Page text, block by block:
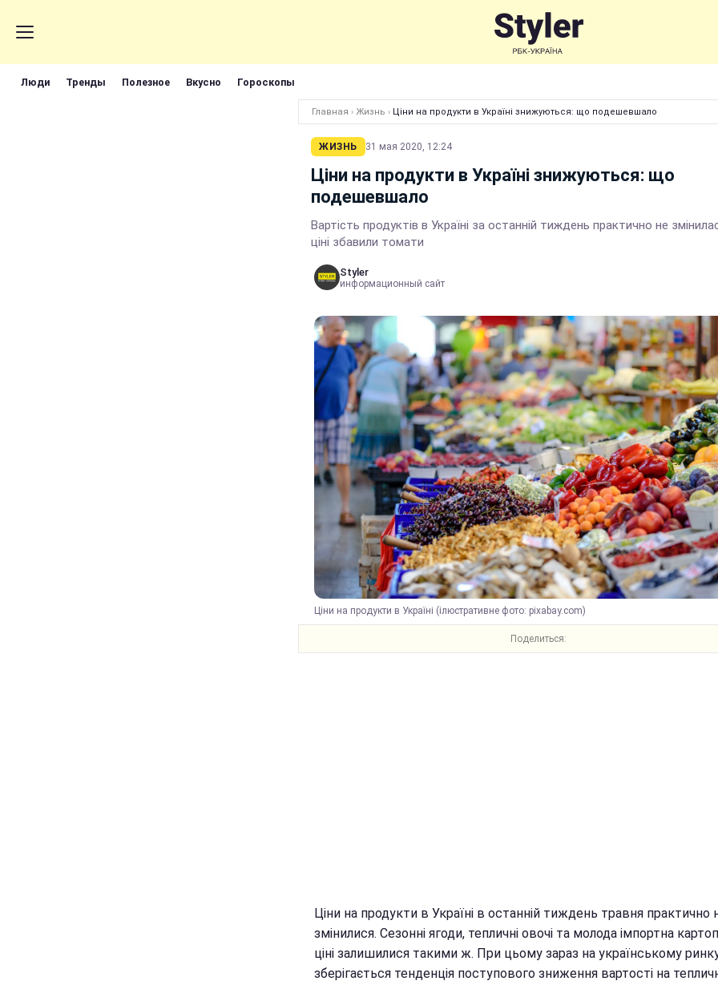
Люди Тренды Полезное Вкусно Гороскопы
Главная › Жизнь › Ціни на продукти в Україні знижуються: що подешевшало
ЖИЗНЬ 31 мая 2020, 12:24
Ціни на продукти в Україні знижуються: що
подешевшало
Вартість продуктів в Україні за останній тиждень практично не
ціні збавили томати
Styler
информационный сайт
Ціни на продукти в Україні (ілюстративне фото: pixabay.com)
Поделиться:
Ціни на продукти в Україні в останній тиждень травня практично
змінилися. Сезонні ягоди, тепличні овочі та молода імпортна
ціні залишилися такими ж. При цьому зараз на українському
зберігається тенденція поступового зниження вартості на